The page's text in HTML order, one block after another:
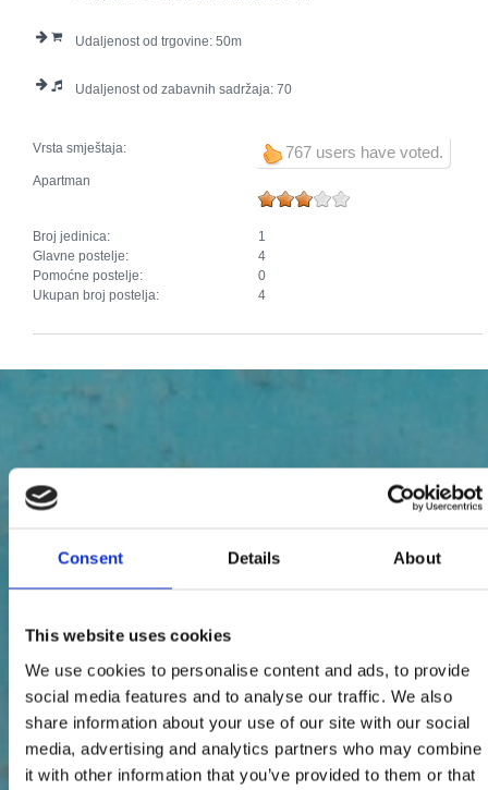
Consent Details About
This website uses cookies
We use cookies to personalise content and ads, to provide
social media features and to analyse our traffic. We also
share information about your use of our site with our social
media, advertising and analytics partners who may combine
it with other information that you’ve provided to them or that
Udaljenost od trgovine: 50
Udaljenost od zabavnih sadržaja: 70
767 users have voted.
Vrsta smještaja:
Apartman
Broj jedinica:
1
Glavne postelje:
4
Pomoćne postelje:
0
Ukupan broj postelja:
4